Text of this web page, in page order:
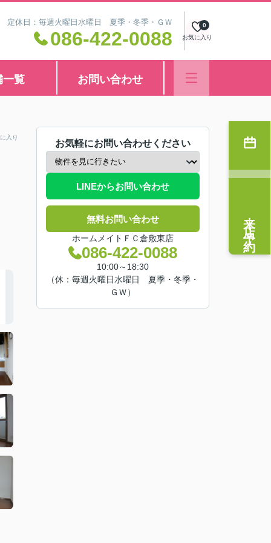
定休日：毎週火曜日水曜日 夏季・冬季・ＧＷ
086-422-0088 お気に入り
0
一覧 お問い合わせ
入り
お気軽にお問い合わせください
LINEからお問い合わせ
無料お問い合わせ
ホームメイトＦＣ倉敷東店
086-422-0088
10:00～18:30
（休：毎週火曜日水曜日 夏季・冬季・
ＧＷ）
来店予約